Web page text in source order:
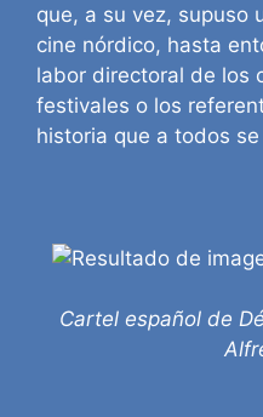
que, a su vez, supuso
cine nórdico, hasta
labor directoral de los
festivales o los
historia que a todos
Cartel español de